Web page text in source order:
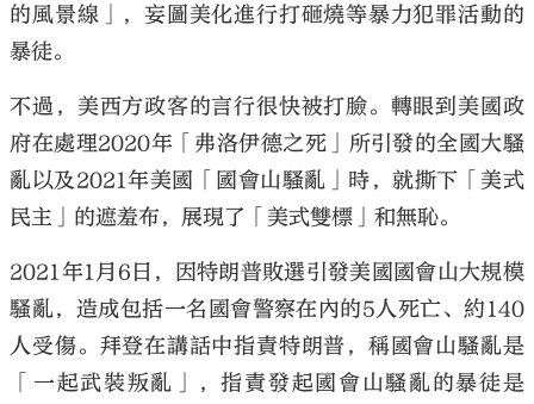
的風景線」，妄圖美化進行打砸燒等暴力犯罪活動的
暴徒。
不過，美西方政客的言行很快被打臉。轉眼到美國政
府在處理2020年「弗洛伊德之死」所引發的全國大騷
亂以及2021年美國「國會山騷亂」時，就撕下「美式
民主」的遮羞布，展現了「美式雙標」和無恥。
2021年1月6日，因特朗普敗選引發美國國會山大規模
騷亂，造成包括一名國會警察在內的5人死亡、約140
人受傷。拜登在講話中指責特朗普，稱國會山騷亂是
「一起武裝叛亂」，指責發起國會山騷亂的暴徒是